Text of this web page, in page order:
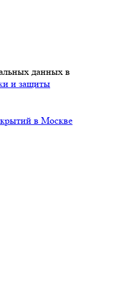
данных в
и защиты